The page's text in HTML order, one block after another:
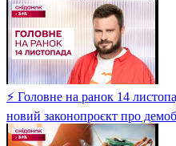
⚡ Головне на ранок 14
новий законопроєкт про